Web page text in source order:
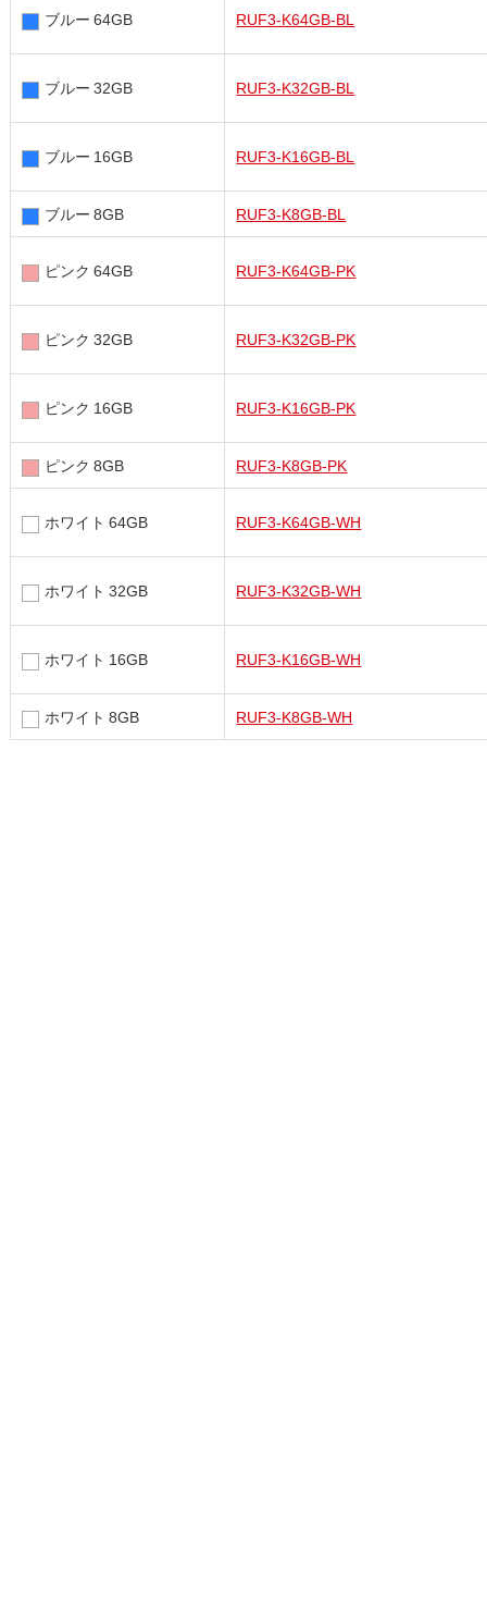
ブルー 64GB RUF3-K64GB-BL
ブルー 32GB RUF3-K32GB-BL
ブルー 16GB RUF3-K16GB-BL
ブルー 8GB RUF3-K8GB-BL
ピンク 64GB RUF3-K64GB-PK
ピンク 32GB RUF3-K32GB-PK
ピンク 16GB RUF3-K16GB-PK
ピンク 8GB RUF3-K8GB-PK
ホワイト 64GB RUF3-K64GB-WH
ホワイト 32GB RUF3-K32GB-WH
ホワイト 16GB RUF3-K16GB-WH
ホワイト 8GB RUF3-K8GB-WH